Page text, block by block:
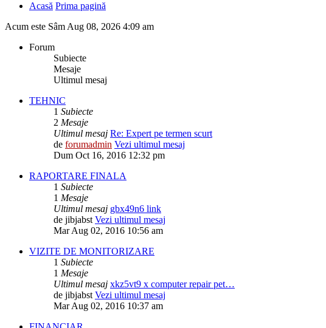
Acasă Prima pagină
Acum este Sâm Aug 08, 2026 4:09 am
Forum
Subiecte
Mesaje
Ultimul mesaj
TEHNIC
1 Subiecte
2 Mesaje
Ultimul mesaj Re: Expert pe termen scurt
de forumadmin Vezi ultimul mesaj
Dum Oct 16, 2016 12:32 pm
RAPORTARE FINALA
1 Subiecte
1 Mesaje
Ultimul mesaj gbx49n6 link
de jibjabst Vezi ultimul mesaj
Mar Aug 02, 2016 10:56 am
VIZITE DE MONITORIZARE
1 Subiecte
1 Mesaje
Ultimul mesaj xkz5vt9 x computer repair pet…
de jibjabst Vezi ultimul mesaj
Mar Aug 02, 2016 10:37 am